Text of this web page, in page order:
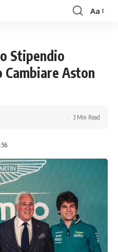
Font
Aa
Stipendio
Aston
3 Min Read